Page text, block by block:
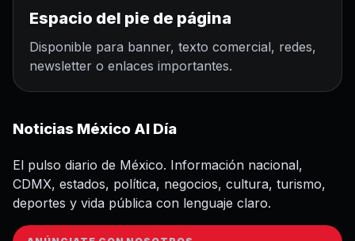
Espacio del pie de página
Disponible para banner, texto comercial, redes,
newsletter o enlaces importantes.
Noticias México Al Día
El pulso diario de México. Información nacional,
CDMX, estados, política, negocios, cultura, turismo,
deportes y vida pública con lenguaje claro.